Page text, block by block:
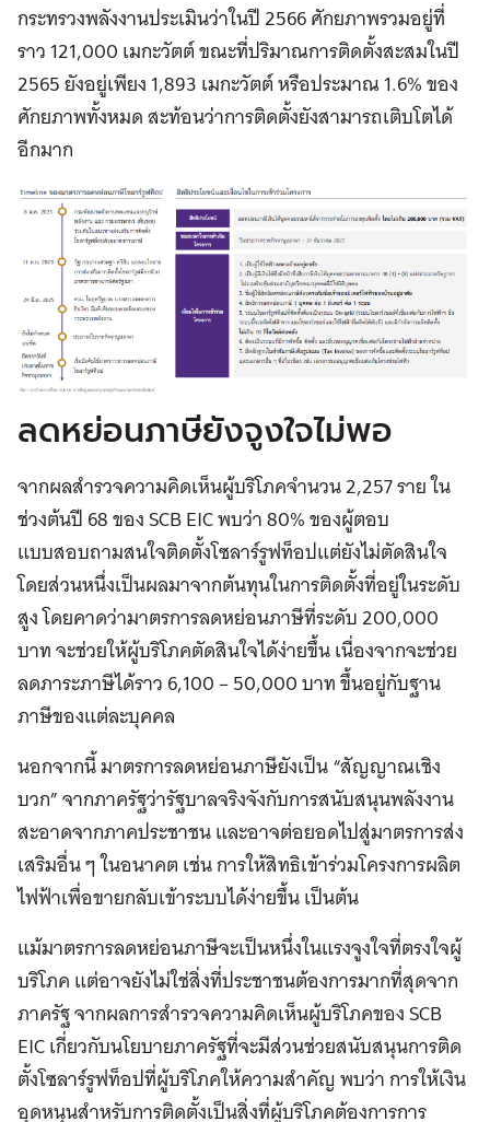
กระทรวงพลังงานประเมินว่าในปี 2566 ศักยภาพรวมอยู่ที่
ราว 121,000 เมกะวัตต์ ขณะที่ปริมาณการติดตั้งสะสมในปี
2565 ยังอยู่เพียง 1,893 เมกะวัตต์ หรือประมาณ 1.6% ของ
ศักยภาพทั้งหมด สะท้อนว่าการติดตั้งยังสามารถเติบโตได้
อีกมาก
ลดหย่อนภาษียังจูงใจไม่พอ
จากผลสำรวจความคิดเห็นผู้บริโภคจำนวน 2,257 ราย ใน
ช่วงต้นปี 68 ของ SCB EIC พบว่า 80% ของผู้ตอบ
แบบสอบถามสนใจติดตั้งโซลาร์รูฟท็อปแต่ยังไม่ตัดสินใจ
โดยส่วนหนึ่งเป็นผลมาจากต้นทุนในการติดตั้งที่อยู่ในระดับ
สูง โดยคาดว่ามาตรการลดหย่อนภาษีที่ระดับ 200,000
บาท จะช่วยให้ผู้บริโภคตัดสินใจได้ง่ายขึ้น เนื่องจากจะช่วย
ลดภาระภาษีได้ราว 6,100 – 50,000 บาท ขึ้นอยู่กับฐาน
ภาษีของแต่ละบุคคล
นอกจากนี้ มาตรการลดหย่อนภาษียังเป็น “สัญญาณเชิง
บวก” จากภาครัฐว่ารัฐบาลจริงจังกับการสนับสนุนพลังงาน
สะอาดจากภาคประชาชน และอาจต่อยอดไปสู่มาตรการส่ง
เสริมอื่น ๆ ในอนาคต เช่น การให้สิทธิเข้าร่วมโครงการผลิต
ไฟฟ้าเพื่อขายกลับเข้าระบบได้ง่ายขึ้น เป็นต้น
แม้มาตรการลดหย่อนภาษีจะเป็นหนึ่งในแรงจูงใจที่ตรงใจผู้
บริโภค แต่อาจยังไม่ใช่สิ่งที่ประชาชนต้องการมากที่สุดจาก
ภาครัฐ จากผลการสำรวจความคิดเห็นผู้บริโภคของ SCB
EIC เกี่ยวกับนโยบายภาครัฐที่จะมีส่วนช่วยสนับสนุนการติด
ตั้งโซลาร์รูฟท็อปที่ผู้บริโภคให้ความสำคัญ พบว่า การให้เงิน
อุดหนุนสำหรับการติดตั้งเป็นสิ่งที่ผู้บริโภคต้องการการ